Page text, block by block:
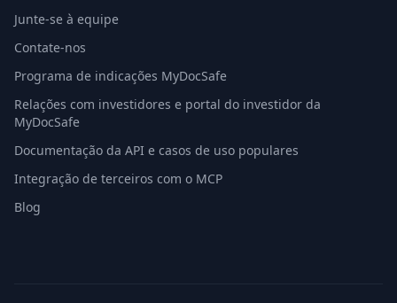
Junte-se à equipe
Contate-nos
Programa de indicações MyDocSafe
Relações com investidores e portal do investidor da
MyDocSafe
Documentação da API e casos de uso populares
Integração de terceiros com o MCP
Blog